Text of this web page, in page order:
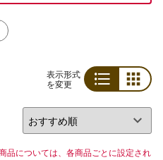
表示形式
を変更
品については、各商品ごとに設定され